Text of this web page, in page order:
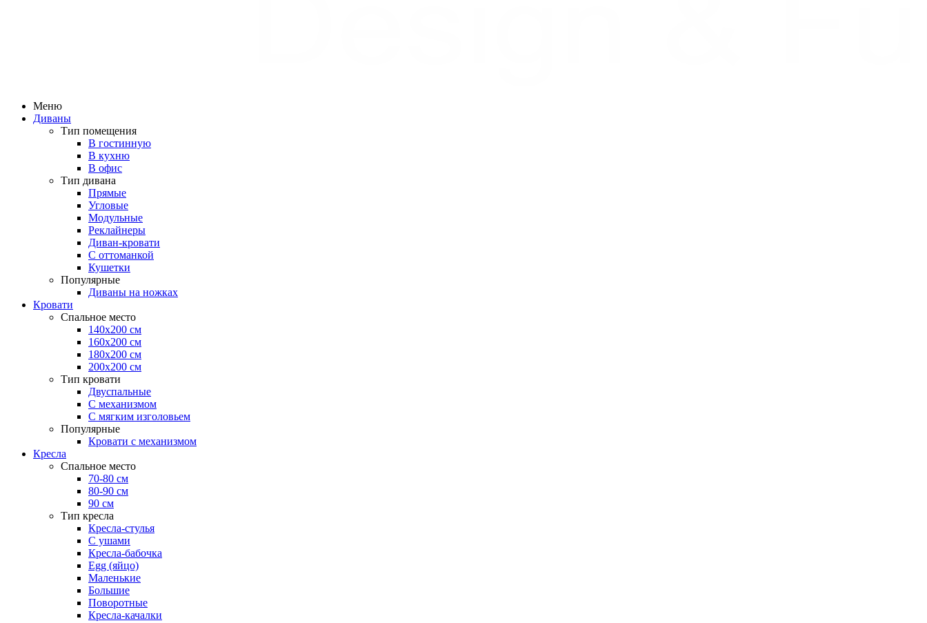
Меню
Диваны
Тип помещения
В гостинную
В кухню
В офис
Тип дивана
Прямые
Угловые
Модульные
Реклайнеры
Диван-кровати
С оттоманкой
Кушетки
Популярные
Диваны на ножках
Кровати
Спальное место
140х200 см
160х200 см
180х200 см
200х200 см
Тип кровати
Двуспальные
С механизмом
С мягким изголовьем
Популярные
Кровати с механизмом
Кресла
Спальное место
70-80 см
80-90 см
90 см
Тип кресла
Кресла-стулья
С ушами
Кресла-бабочка
Egg (яйцо)
Маленькие
Большие
Поворотные
Кресла-качалки